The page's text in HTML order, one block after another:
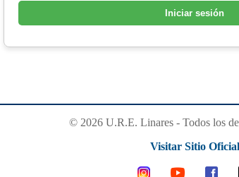
Iniciar sesión
© 2026 U.R.E. Linares - Todos los
Visitar Sitio Oficial